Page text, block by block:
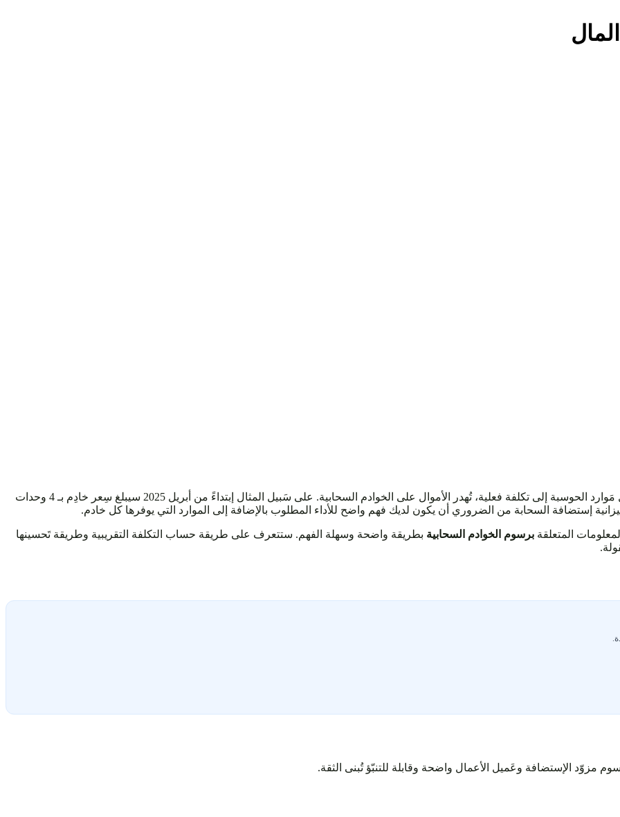
نظرًا لعدم إدراك مُعظم الشّركات الصّغيرة والمُتوسطة لطريقة تَحويل مَوارد الحوسبة إلى تكلفة فعلية، تُهدر الأموال على الخوادم السحابية. على سَبيل المثال إبتداءً من أبريل 2025 سيبلغ سِعر خادِم بـ 4 وحدات
المتعلقة برسوم الخوادم السحابية بطريقة واضحة وسهلة الفهم. ستتعرف على طريقة حساب التكلفة التقريبية وطريقة تَحسينها
مزوّد الإستضافة وعَميل الأعمال واضحة وقابلة للتنبّؤ تُبنى الثقة.